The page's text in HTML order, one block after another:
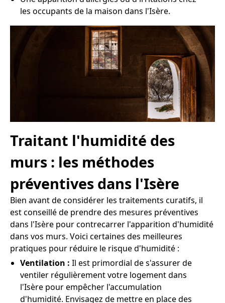
les occupants de la maison dans l'Isère.
Traitant l'humidité des
murs : les méthodes
préventives dans l'Isère
Bien avant de considérer les traitements curatifs, il
est conseillé de prendre des mesures préventives
dans l'Isère pour contrecarrer l'apparition d'humidité
dans vos murs. Voici certaines des meilleures
pratiques pour réduire le risque d'humidité :
Ventilation : Il est primordial de s'assurer de
ventiler régulièrement votre logement dans
l'Isère pour empêcher l'accumulation
d'humidité. Envisagez de mettre en place des